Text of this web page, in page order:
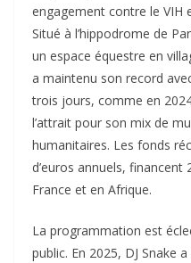
engagement contre le VIH
Situé à l’hippodrome de
un espace équestre en
a maintenu son record
trois jours, comme en
l’attrait pour son mix de
humanitaires. Les fonds
d’euros annuels,
France et en Afrique.​
La programmation est
public. En 2025, DJ Snake